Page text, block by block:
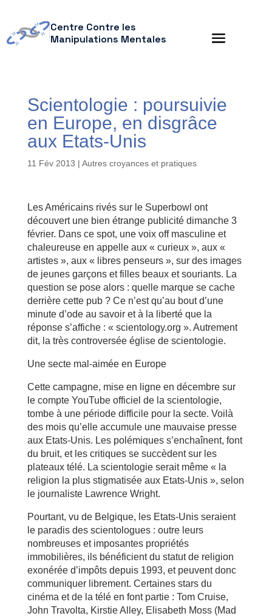
Centre Contre les
Manipulations Mentales
Scientologie : poursuivie
en Europe, en disgrâce
aux Etats-Unis
11 Fév 2013 | Autres croyances et pratiques
Les Américains rivés sur le Superbowl ont
découvert une bien étrange publicité dimanche 3
février. Dans ce spot, une voix off masculine et
chaleureuse en appelle aux « curieux », aux «
artistes », aux « libres penseurs », sur des images
de jeunes garçons et filles beaux et souriants. La
question se pose alors : quelle marque se cache
derrière cette pub ? Ce n’est qu’au bout d’une
minute d’ode au savoir et à la liberté que la
réponse s’affiche : « scientology.org ». Autrement
dit, la très controversée église de scientologie.
Une secte mal-aimée en Europe
Cette campagne, mise en ligne en décembre sur
le compte YouTube officiel de la scientologie,
tombe à une période difficile pour la secte. Voilà
des mois qu’elle accumule une mauvaise presse
aux Etats-Unis. Les polémiques s’enchaînent, font
du bruit, et les critiques se succèdent sur les
plateaux télé. La scientologie serait même « la
religion la plus stigmatisée aux Etats-Unis », selon
le journaliste Lawrence Wright.
Pourtant, vu de Belgique, les Etats-Unis seraient
le paradis des scientologues : outre leurs
nombreuses et imposantes propriétés
immobilières, ils bénéficient du statut de religion
exonérée d’impôts depuis 1993, et peuvent donc
communiquer librement. Certaines stars du
cinéma et de la télé en font partie : Tom Cruise,
John Travolta, Kirstie Alley, Elisabeth Moss (Mad